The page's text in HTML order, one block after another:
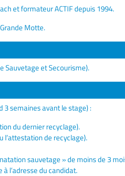
et formateur ACTIF depuis 1994.
Motte.
Sauvetage et Secourisme).
3 semaines avant le stage) :
du dernier recyclage).
l’attestation de recyclage).
sauvetage » de moins de 3
l’adresse du candidat.